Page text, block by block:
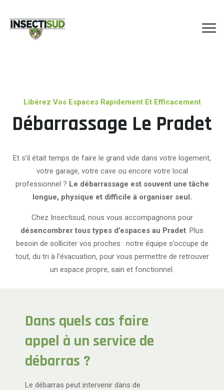
Libérez Vos Espaces Rapidement Et Efficacement
Débarrassage Le Pradet
Et s’il était temps de faire le grand vide dans votre logement,
votre garage, votre cave ou encore votre local
professionnel ? Le débarrassage est souvent une tâche
longue, physique et difficile à organiser seul.
Chez Insectisud, nous vous accompagnons pour
désencombrer tous types d’espaces au Pradet. Plus
besoin de solliciter vos proches : notre équipe s’occupe de
tout, du tri à l’évacuation, pour vous permettre de retrouver
un espace propre, sain et fonctionnel.
Dans quels cas faire
appel à un service de
débarras ?
Le débarras peut intervenir dans de